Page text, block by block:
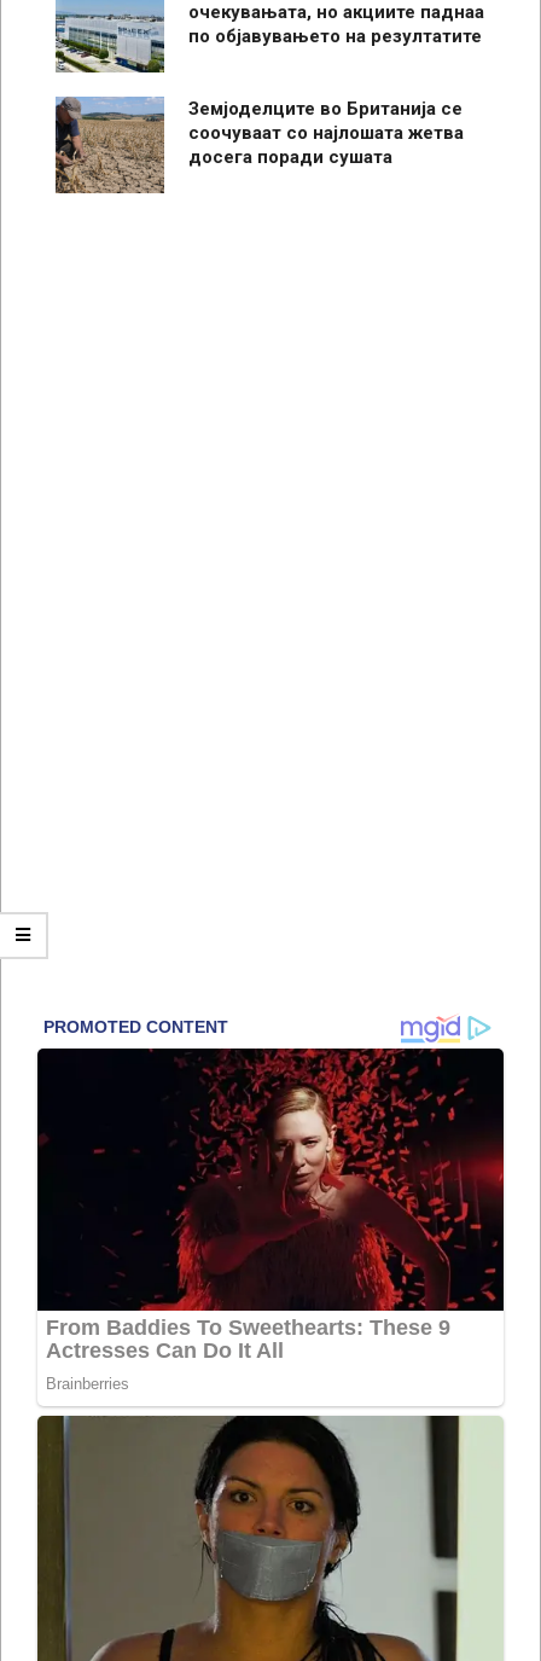
очекувањата, но акциите паднаа
по објавувањето на резултатите
Земјоделците во Британија се
соочуваат со најлошата жетва
досега поради сушата